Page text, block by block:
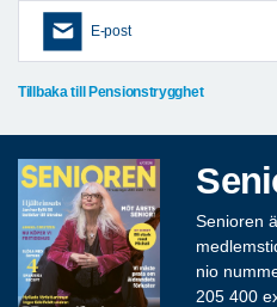
E-post
Tillbaka till Pensionstrygghet
Senioren
nio
205 400